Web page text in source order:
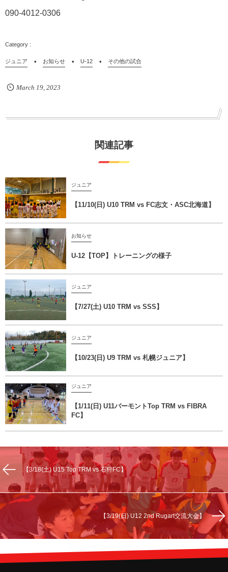
090-4012-0306
ジュニア お知らせ U-12 その他の試合
March 19, 2023
関連記事
ジュニア
【11/10(日) U10 TRM vs FC志文・ASC北海道】
お知らせ
U-12【TOP】トレーニングの様子
ジュニア
【7/27(土) U10 TRM vs SSS】
ジュニア
【10/23(日) U9 TRM vs 札幌ジュニア】
ジュニア
【1/11(日) U11バーモントTop TRM vs FIBRA
FC】
【3/18(土) U15 Top TRM vs 石狩FC】
【3/19(日) U12 2nd Rugart交流大会】